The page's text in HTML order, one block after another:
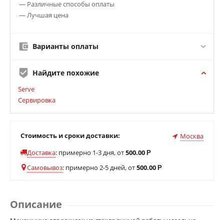
— Различные способы оплаты
— Лучшая цена
Варианты оплаты
Найдите похожие
Serve
Сервировка
Стоимость и сроки доставки:
Москва
Доставка: примерно 1-3 дня, от500.00 Р
Самовывоз: примерно 2-5 дней, от500.00 Р
Описание